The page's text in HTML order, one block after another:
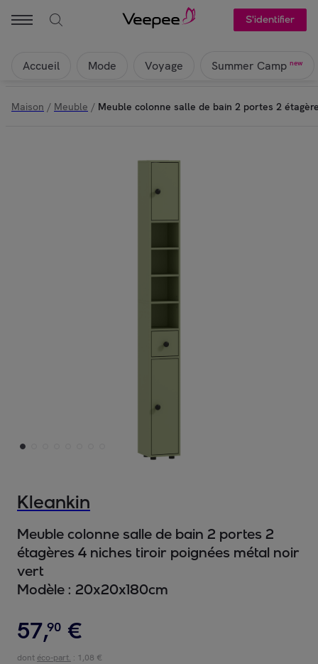
S'identifier
Accueil Mode Voyage Summer Camp new
Maison / Meuble / Meuble colonne salle de bain 2 portes 2
Kleankin
Meuble colonne salle de bain 2 portes 2
étagères 4 niches tiroir poignées métal noir
vert
Modèle : 20x20x180cm
57,90 €
dont éco-part. : 1,08 €